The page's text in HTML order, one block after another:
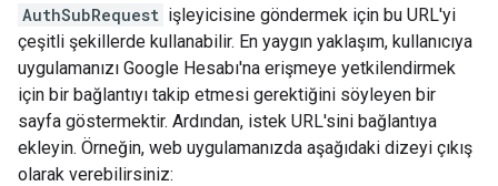
AuthSubRequest işleyicisine göndermek için bu URL'yi
çeşitli şekillerde kullanabilir. En yaygın yaklaşım, kullanıcıya
uygulamanızı Google Hesabı'na erişmeye yetkilendirmek
için bir bağlantıyı takip etmesi gerektiğini söyleyen bir
sayfa göstermektir. Ardından, istek URL'sini bağlantıya
ekleyin. Örneğin, web uygulamanızda aşağıdaki dizeyi çıkış
olarak verebilirsiniz: